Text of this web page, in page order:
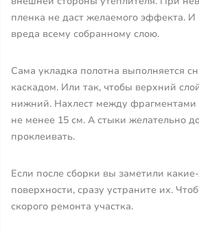
пленка не даст желаемого эффекта. И
вреда всему собранному слою.
Сама укладка полотна выполняется
каскадом. Или так, чтобы верхний
нижний. Нахлест между фрагментами
не менее 15 см. А стыки желательно
проклеивать.
Если после сборки вы заметили
поверхности, сразу устраните их.
скорого ремонта участка.